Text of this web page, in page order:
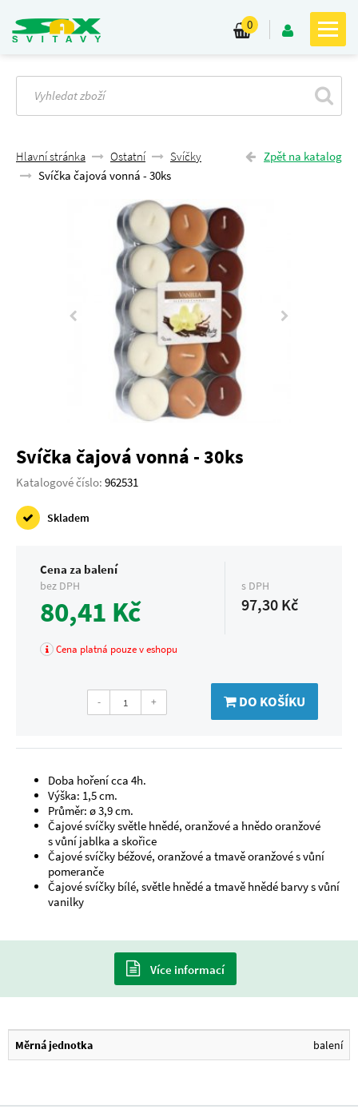
0
Zpět na katalog
Hlavní stránka Ostatní
Svíčky
Svíčka čajová vonná - 30ks
Svíčka čajová vonná - 30ks
Katalogové číslo: 962531
Skladem
Cena za balení
bez DPH
80,41 Kč
s DPH
97,30 Kč
Cena platná pouze v eshopu
- + DO KOŠÍKU
Doba hoření cca 4h.
Výška: 1,5 cm.
Průměr: ø 3,9 cm.
Čajové svíčky světle hnědé, oranžové a hnědo oranžové
s vůní jablka a skořice
Čajové svíčky béžové, oranžové a tmavě oranžové s vůní
pomeranče
Čajové svíčky bílé, světle hnědé a tmavě hnědé barvy s vůní
vanilky
Více informací
Měrná jednotka balení